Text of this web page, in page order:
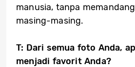
manusia, tanpa
masing-masing.
T: Dari semua foto Anda,
menjadi favorit Anda?